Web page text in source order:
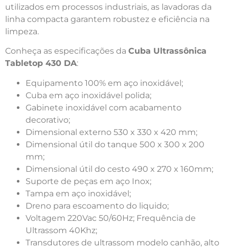
utilizados em processos industriais, as lavadoras da
linha compacta garantem robustez e eficiência na
limpeza.
Conheça as especificações da Cuba Ultrassônica
Tabletop 430 DA:
Equipamento 100% em aço inoxidável;
Cuba em aço inoxidável polida;
Gabinete inoxidável com acabamento
decorativo;
Dimensional externo 530 x 330 x 420 mm;
Dimensional útil do tanque 500 x 300 x 200
mm;
Dimensional útil do cesto 490 x 270 x 160mm;
Suporte de peças em aço Inox;
Tampa em aço inoxidável;
Dreno para escoamento do liquido;
Voltagem 220Vac 50/60Hz; Frequência de
Ultrassom 40Khz;
Transdutores de ultrassom modelo canhão, alto